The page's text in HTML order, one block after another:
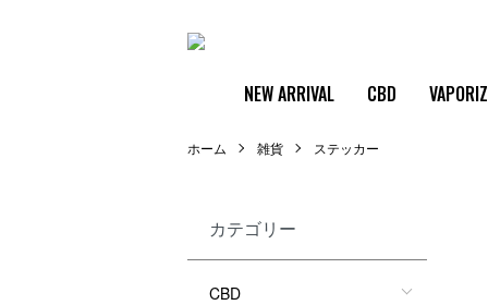
NEW ARRIVAL CBD
ホーム 雑貨 ステッカー
カテゴリー
CBD